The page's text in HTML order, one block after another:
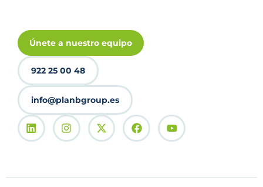
Únete a nuestro equipo
922 25 00 48
info@planbgroup.es